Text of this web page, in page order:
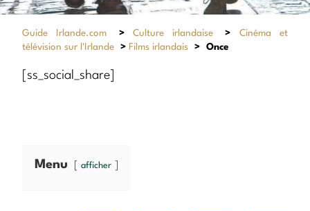
Guide Irlande.com > Culture irlandaise > Cinéma et
télévision sur l'Irlande
> Films irlandais > Once
[ss_social_share]
Menu afficher